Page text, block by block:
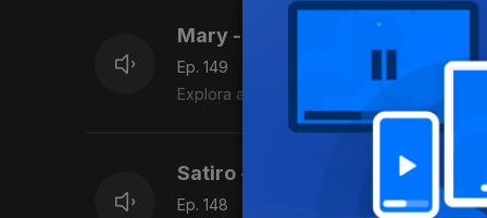
Mary - "Haze"
Ep. 149
Explora a dualidade entre esquecer e sentir.
Satiro - "Bisou"
Ep. 148